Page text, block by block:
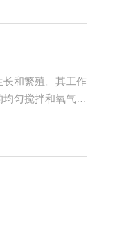
和繁殖。其工作
匀搅拌和氧气传